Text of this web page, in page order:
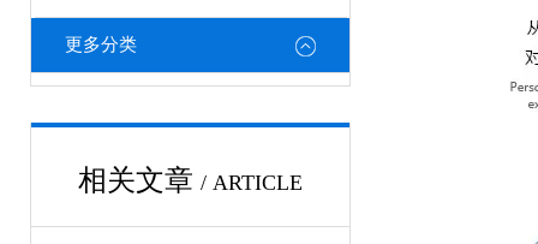
更多分类
相关文章 / ARTICLE